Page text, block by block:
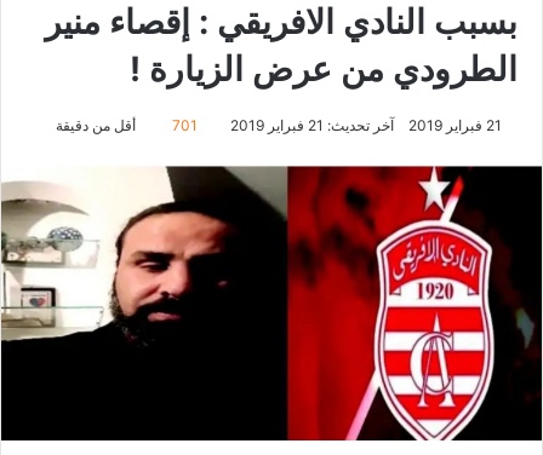
بسبب النادي الافريقي : إقصاء منير
الطرودي من عرض الزيارة !
21 فبراير 2019 آخر تحديث: 21 فبراير 2019 701 أقل من دقيقة